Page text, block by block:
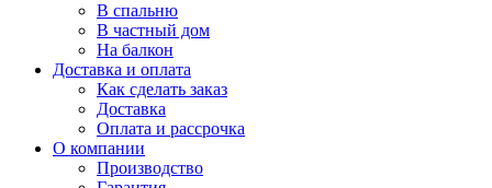
В спальню
В частный дом
На балкон
Доставка и оплата
Как сделать заказ
Доставка
Оплата и рассрочка
О компании
Производство